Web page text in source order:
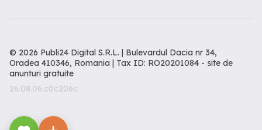
© 2026 Publi24 Digital S.R.L. | Bulevardul Dacia nr 34,
Oradea 410346, Romania | Tax ID: RO20201084 - site de
anunturi gratuite
26.08.06.c0c206c